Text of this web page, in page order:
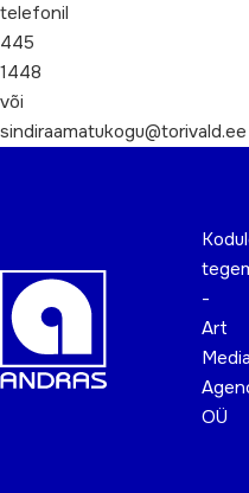
telefonil
445
1448
või
sindiraamatukogu@torivald.ee
-
Art
Media
OÜ